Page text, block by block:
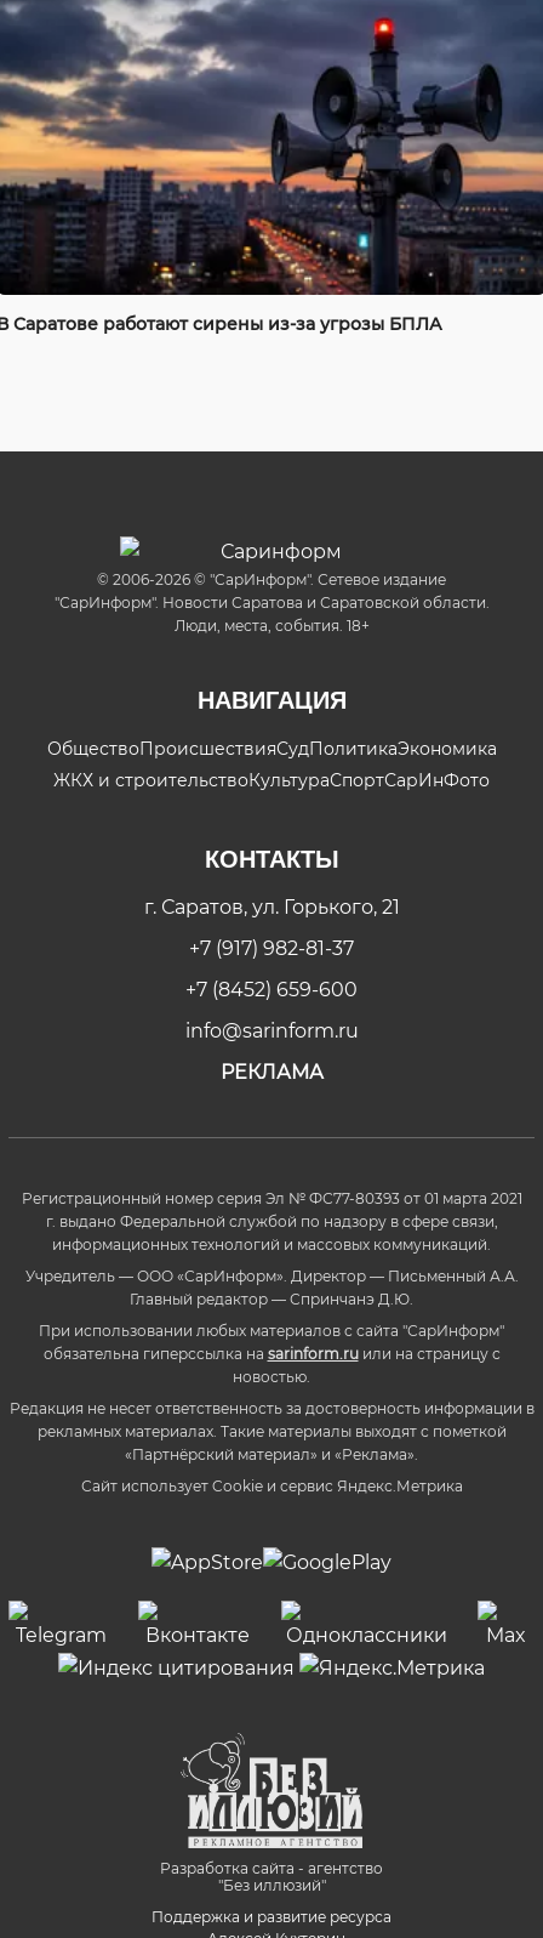
Саратове работают сирены из-за угрозы БПЛА
© 2006-2026 © "СарИнформ". Сетевое издание
"СарИнформ". Новости Саратова и Саратовской области.
Люди, места, события. 18+
НАВИГАЦИЯ
ОбществоПроисшествияСудПолитикаЭкономика
ЖКХ и строительствоКультураСпортСарИнФото
КОНТАКТЫ
г. Саратов, ул. Горького, 21
+7 (917) 982-81-37
+7 (8452) 659-600
info@sarinform.ru
РЕКЛАМА
Регистрационный номер серия Эл № ФС77-80393 от 01 марта 2021
г. выдано Федеральной службой по надзору в сфере связи,
информационных технологий и массовых коммуникаций.
Учредитель — ООО «СарИнформ». Директор — Письменный А.А.
Главный редактор — Спринчанэ Д.Ю.
При использовании любых материалов с сайта "СарИнформ"
обязательна гиперссылка на sarinform.ruили на страницу с
новостью.
Редакция не несет ответственность за достоверность информации в
рекламных материалах. Такие материалы выходят с пометкой
«Партнёрский материал» и «Реклама».
Сайт использует Cookie и сервиc Яндекс.Метрика
Разработка сайта - агентство
"Без иллюзий"
Поддержка и развитие ресурса